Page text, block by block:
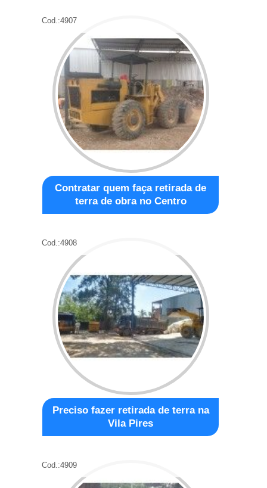
Cod.:4907
Contratar quem faça retirada de
terra de obra no Centro
Cod.:4908
Preciso fazer retirada de terra na
Vila Pires
Cod.:4909